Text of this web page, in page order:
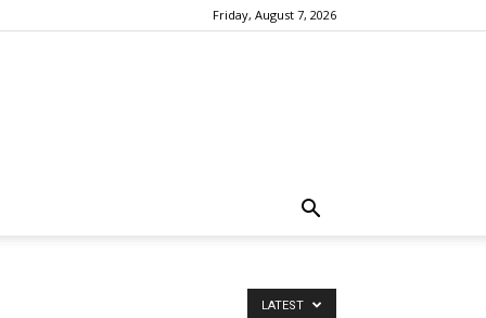
Friday, August 7, 2026
LATEST